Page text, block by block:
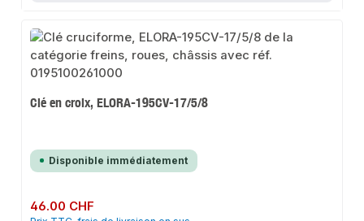
Clé en croix, ELORA-195CV-17/5/8
Disponible immédiatement
Prix régulier :
46.00 CHF